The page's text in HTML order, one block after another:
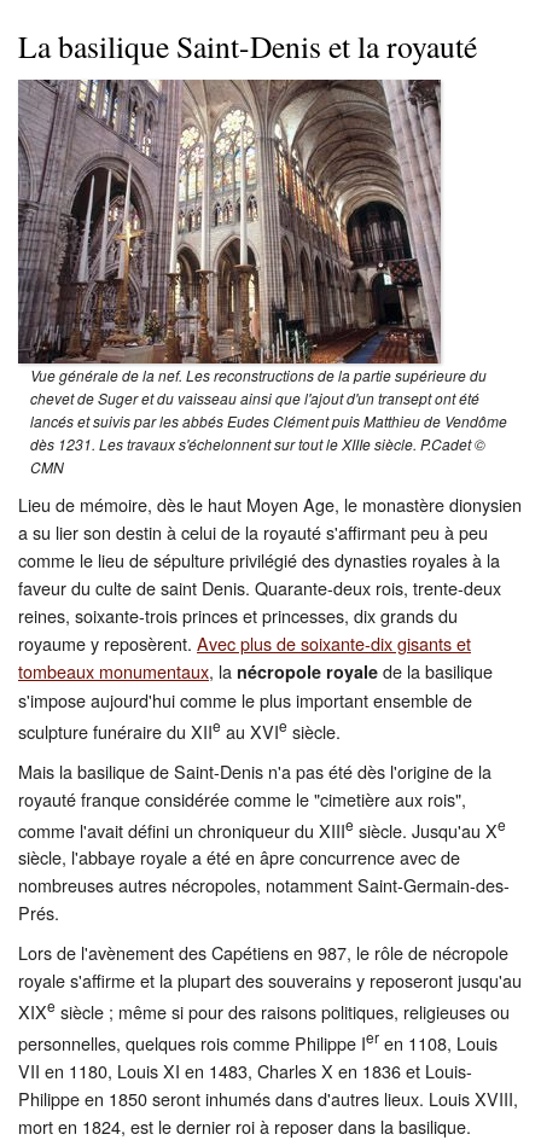
La basilique Saint-Denis et la royauté
Vue générale de la nef. Les reconstructions de la partie supérieure du
chevet de Suger et du vaisseau ainsi que l'ajout d'un transept ont été
lancés et suivis par les abbés Eudes Clément puis Matthieu de Vendôme
dès 1231. Les travaux s'échelonnent sur tout le XIIIe siècle. P.Cadet ©
CMN
Lieu de mémoire, dès le haut Moyen Age, le monastère dionysien
a su lier son destin à celui de la royauté s'affirmant peu à peu
comme le lieu de sépulture privilégié des dynasties royales à la
faveur du culte de saint Denis. Quarante-deux rois, trente-deux
reines, soixante-trois princes et princesses, dix grands du
royaume y reposèrent. Avec plus de soixante-dix gisants et
tombeaux monumentaux, la nécropole royale de la basilique
s'impose aujourd'hui comme le plus important ensemble de
sculpture funéraire du XIIe au XVIe siècle.
Mais la basilique de Saint-Denis n'a pas été dès l'origine de la
royauté franque considérée comme le "cimetière aux rois",
comme l'avait défini un chroniqueur du XIIIe siècle. Jusqu'au Xe
siècle, l'abbaye royale a été en âpre concurrence avec de
nombreuses autres nécropoles, notamment Saint-Germain-des-
Prés.
Lors de l'avènement des Capétiens en 987, le rôle de nécropole
royale s'affirme et la plupart des souverains y reposeront jusqu'au
XIXe siècle ; même si pour des raisons politiques, religieuses ou
personnelles, quelques rois comme Philippe Ier en 1108, Louis
VII en 1180, Louis XI en 1483, Charles X en 1836 et Louis-
Philippe en 1850 seront inhumés dans d'autres lieux. Louis XVIII,
mort en 1824, est le dernier roi à reposer dans la basilique.